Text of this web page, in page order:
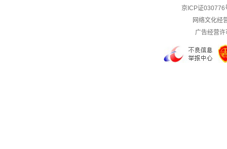
京ICP证030776
网络文化经
广告经营